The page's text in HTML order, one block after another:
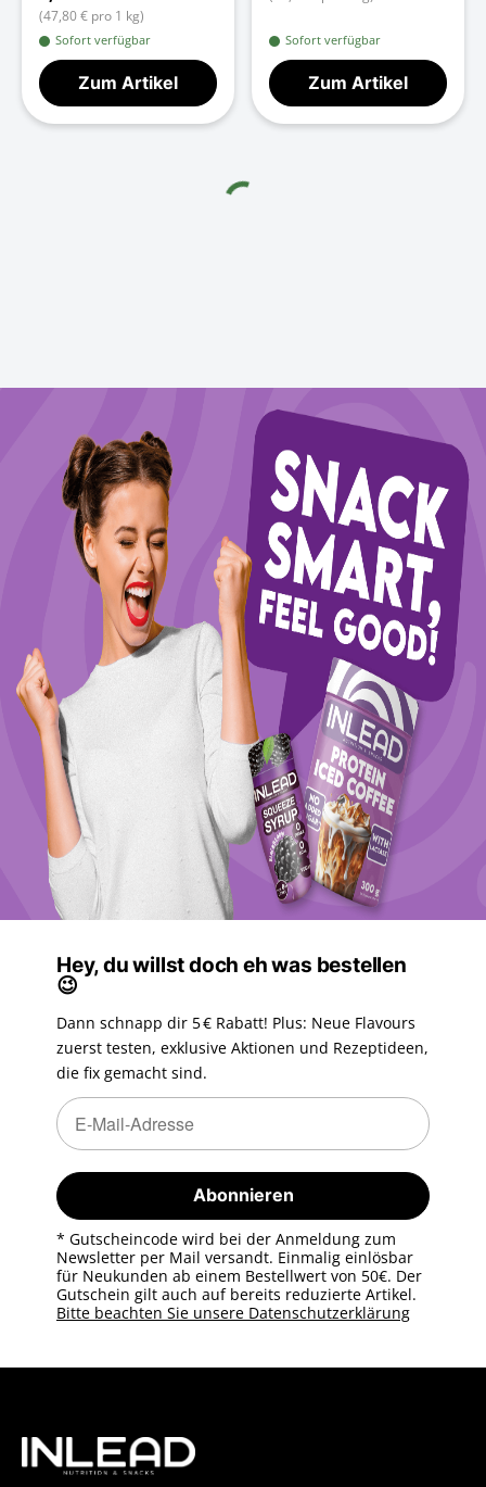
(47,80 € pro 1 kg)
Sofort verfügbar
Zum Artikel
Sofort verfügbar
Zum Artikel
Hey, du willst doch eh was bestellen
😉
Dann schnapp dir 5 € Rabatt! Plus: Neue Flavours
zuerst testen, exklusive Aktionen und Rezeptideen,
die fix gemacht sind.
Newsletter Abonnieren
Newsletter Abonnieren
Abonnieren
* Gutscheincode wird bei der Anmeldung zum
Newsletter per Mail versandt. Einmalig einlösbar
für Neukunden ab einem Bestellwert von 50€. Der
Gutschein gilt auch auf bereits reduzierte Artikel.
Bitte beachten Sie unsere Datenschutzerklärung